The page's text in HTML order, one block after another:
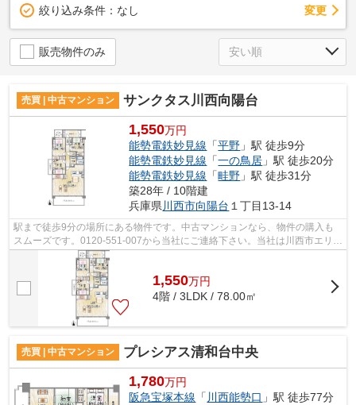
絞り込み条件： なし 変更
販売物件のみ
売買 | 中古マンション サンクタス川西向陽台
1,550万円
能勢電鉄妙見線 「平野 」駅 徒歩9分
能勢電鉄妙見線 「一の鳥居 」駅 徒歩20分
能勢電鉄妙見線 「畦野 」駅 徒歩31分
築28年 / 10階建
兵庫県川西市向陽台 １丁目13-14
駅まで徒歩9分の場所にある物件です。中古マンションなら、物件の購入も
スムーズです。0120-551-007から当社にご連絡下さい。当社は川西市エリア
の能勢電鉄妙見線平野近くで、様々な条...
1,550万円
4階 / 3LDK / 78.00㎡
売買 | 中古マンション プレシアス清和台中央
1,780万円
阪急宝塚本線 「 川西能勢口 」駅 徒歩77分